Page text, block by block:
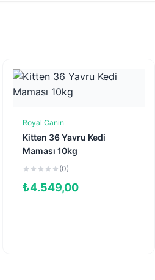
Sepete Ekle
Royal Canin
Kitten 36 Yavru Kedi
Maması 10kg
(0)
₺4.549,00